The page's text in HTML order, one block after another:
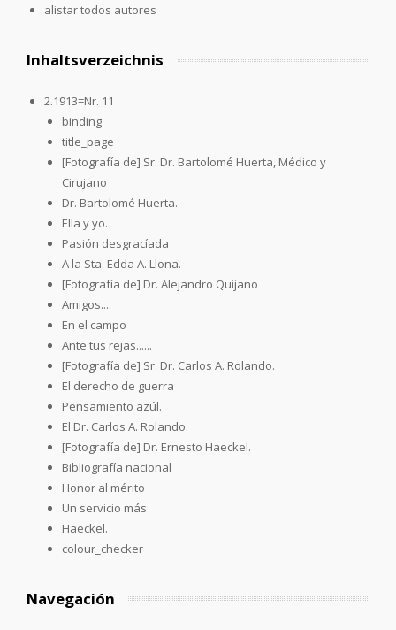
alistar todos autores
Inhaltsverzeichnis
2.1913=Nr. 11
binding
title_page
[Fotografía de] Sr. Dr. Bartolomé Huerta, Médico y
Cirujano
Dr. Bartolomé Huerta.
Ella y yo.
Pasión desgracíada
A la Sta. Edda A. Llona.
[Fotografía de] Dr. Alejandro Quijano
Amigos....
En el campo
Ante tus rejas......
[Fotografía de] Sr. Dr. Carlos A. Rolando.
El derecho de guerra
Pensamiento azúl.
El Dr. Carlos A. Rolando.
[Fotografía de] Dr. Ernesto Haeckel.
Bibliografía nacional
Honor al mérito
Un servicio más
Haeckel.
colour_checker
Navegación